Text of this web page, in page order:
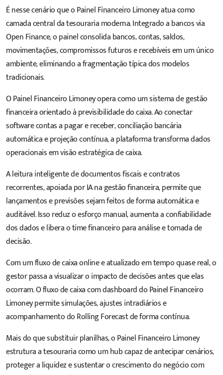
É nesse cenário que oPainel Financeiro Limoneyatua como
camada central da tesouraria moderna. Integrado a bancos via
Open Finance, o painel consolida bancos, contas, saldos,
movimentações, compromissos futuros e recebíveis em um único
ambiente, eliminando a fragmentação típica dos modelos
tradicionais.
OPainel Financeiro Limoneyopera como um sistema de gestão
financeira orientado à previsibilidade do caixa. Ao conectar
software contas a pagar e receber, conciliação bancária
automática e projeção contínua, a plataforma transforma dados
operacionais em visão estratégica de caixa.
A leitura inteligente de documentos fiscais e contratos
recorrentes, apoiada por IA na gestão financeira, permite que
lançamentos e previsões sejam feitos de forma automática e
auditável. Isso reduz o esforço manual, aumenta a confiabilidade
dos dados e libera o time financeiro para análise e tomada de
decisão.
Com um fluxo de caixa online e atualizado em tempo quase real, o
gestor passa a visualizar o impacto de decisões antes que elas
ocorram. O fluxo de caixa com dashboard doPainel Financeiro
Limoneypermite simulações, ajustes intradiários e
acompanhamento do Rolling Forecast de forma contínua.
Mais do que substituir planilhas, oPainel Financeiro Limoney
estrutura a tesouraria como um hub capaz de antecipar cenários,
proteger a liquidez e sustentar o crescimento do negócio com